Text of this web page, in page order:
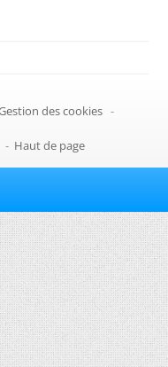
des cookies -
- Haut de page